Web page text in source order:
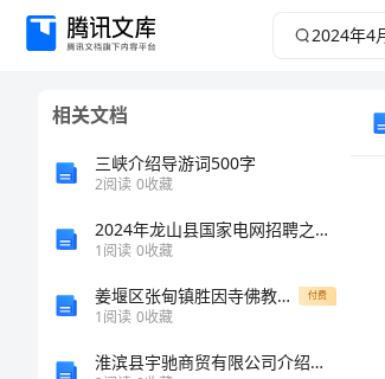
2024
相关文档
三峡介绍导游词500字
2阅读 0收藏
2024年龙山县国家电网招聘之机械动力类考试题库精品（基础题）
1阅读 0收藏
姜堰区张甸镇胜因寺佛教产业项目计划书 付费
1阅读 0收藏
淮滨县宇驰商贸有限公司介绍企业发展分析报告